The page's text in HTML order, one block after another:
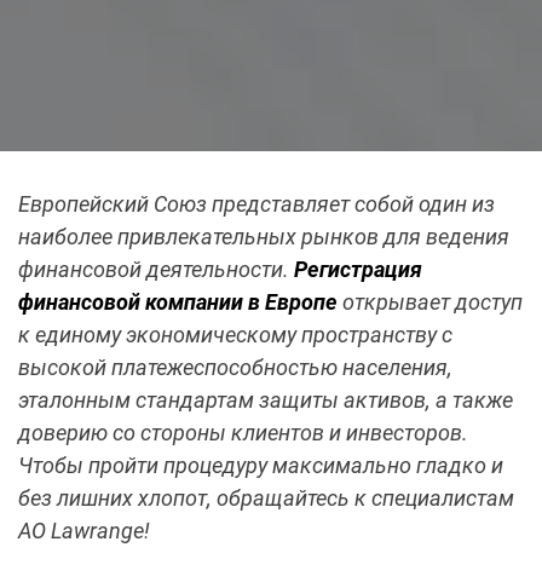
Европейский Союз представляет собой один из
наиболее привлекательных рынков для ведения
финансовой деятельности. Регистрация
финансовой компании в Европе открывает доступ
к единому экономическому пространству с
высокой платежеспособностью населения,
эталонным стандартам защиты активов, а также
доверию со стороны клиентов и инвесторов.
Чтобы пройти процедуру максимально гладко и
без лишних хлопот, обращайтесь к специалистам
АО Lawrange!